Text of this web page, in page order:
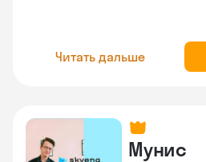
Читать дальше
Мунис